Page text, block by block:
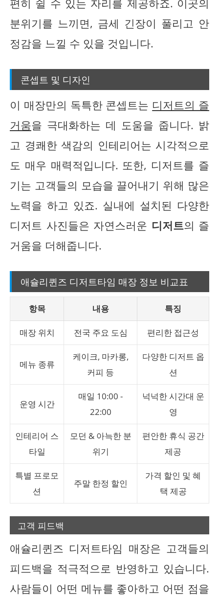
편히 쉴 수 있는 자리를 제공하죠. 이곳의
분위기를 느끼면, 금세 긴장이 풀리고 안
정감을 느낄 수 있을 것입니다.
콘셉트 및 디자인
이 매장만의 독특한 콘셉트는 디저트의 즐
거움을 극대화하는 데 도움을 줍니다. 밝
고 경쾌한 색감의 인테리어는 시각적으로
도 매우 매력적입니다. 또한, 디저트를 즐
기는 고객들의 모습을 끌어내기 위해 많은
노력을 하고 있죠. 실내에 설치된 다양한
디저트 사진들은 자연스러운 디저트의 즐
거움을 더해줍니다.
애슐리퀸즈 디저트타임 매장 정보 비교표
항목 내용 특징
매장 위치 전국 주요 도심 편리한 접근성
메뉴 종류
케이크, 마카롱,
커피 등
다양한 디저트 옵
션
운영 시간
매일 10:00 -
22:00
넉넉한 시간대 운
영
인테리어 스
타일
모던 & 아늑한 분
위기
편안한 휴식 공간
제공
특별 프로모
션
주말 한정 할인
가격 할인 및 혜
택 제공
고객 피드백
애슐리퀸즈 디저트타임 매장은 고객들의
피드백을 적극적으로 반영하고 있습니다.
사람들이 어떤 메뉴를 좋아하고 어떤 점을